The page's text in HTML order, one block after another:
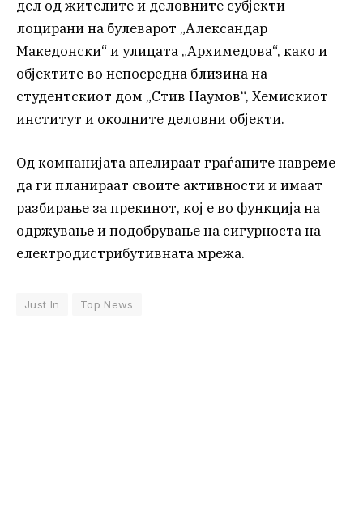
дел од жителите и деловните субјекти
лоцирани на булеварот „Александар
Македонски“ и улицата „Архимедова“, како и
објектите во непосредна близина на
студентскиот дом „Стив Наумов“, Хемискиот
институт и околните деловни објекти.
Од компанијата апелираат граѓаните навреме
да ги планираат своите активности и имаат
разбирање за прекинот, кој е во функција на
одржување и подобрување на сигурноста на
електродистрибутивната мрежа.
Just In Top News